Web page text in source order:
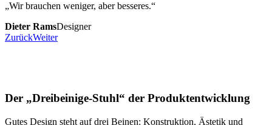
„Wir brauchen weniger, aber besseres.“
Dieter RamsDesigner
ZurückWeiter
Der „Dreibeinige-Stuhl“ der Produktentwicklung
Gutes Design steht auf drei Beinen: Konstruktion, Ästetik und